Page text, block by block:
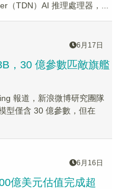
（TDN）AI 推理處理器，...
6月17日
，30 億參數匹敵旗艦
報道，新浪微博研究團隊
型僅含 30 億參數，但在
6月16日
億美元估值完成超